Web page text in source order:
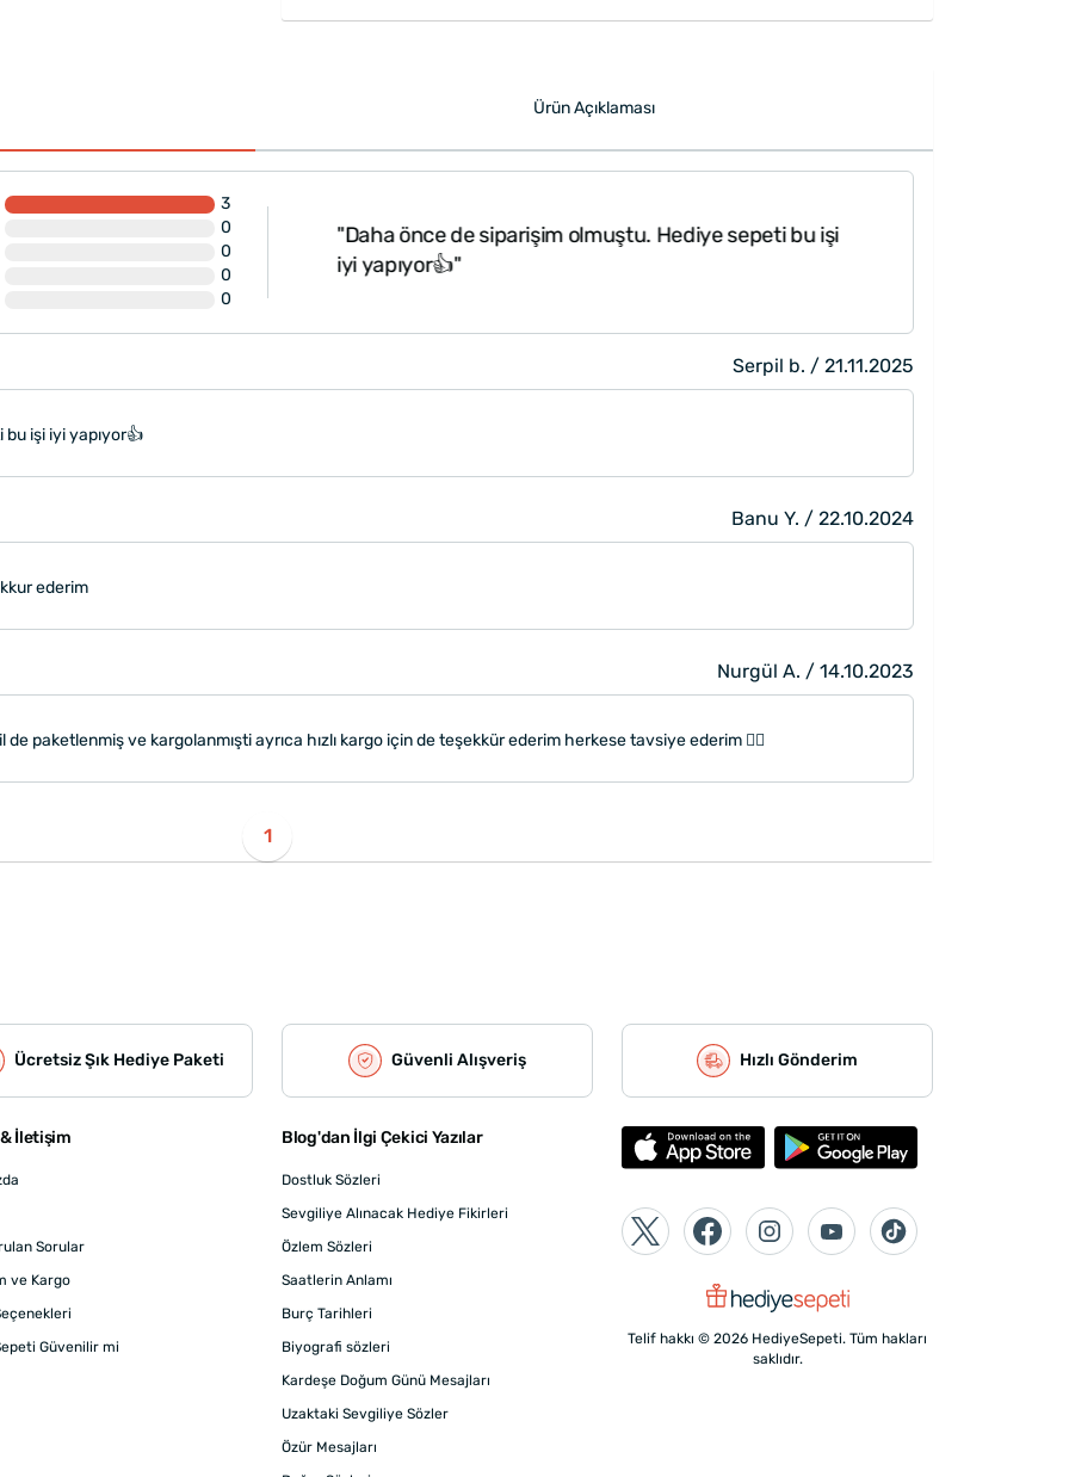
Ürün Açıklaması
3
0
0
0
0
gayet özenli şekil de
hızlı kargo için de
ederim 👍..."
"Daha önce de siparişim olmuştu. Hediye sepeti bu işi
iyi yapıyor👍"
Serpil b. / 21.11.2025
işi iyi yapıyor👍
Banu Y. / 22.10.2024
ederim
Nurgül A. / 14.10.2023
paketlenmiş ve kargolanmışti ayrıca hızlı kargo için de teşekkür ederim herkese tavsiye ederim 👍🏻
1
Ücretsiz Şık Hediye Paketi Güvenli Alışveriş Hızlı Gönderim
İletişim
Sorular
ve Kargo
Güvenilir mi
Blog'dan İlgi Çekici Yazılar
Dostluk Sözleri
Sevgiliye Alınacak Hediye Fikirleri
Özlem Sözleri
Saatlerin Anlamı
Burç Tarihleri
Biyografi sözleri
Kardeşe Doğum Günü Mesajları
Uzaktaki Sevgiliye Sözler
Özür Mesajları
Telif hakkı © 2026 HediyeSepeti. Tüm hakları
saklıdır.